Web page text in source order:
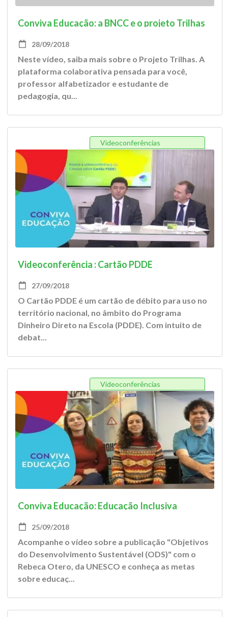
Conviva Educação: a BNCC e o projeto Trilhas
28/09/2018
Neste vídeo, saiba mais sobre o Projeto Trilhas. A
plataforma colaborativa pensada para você,
professor alfabetizador e estudante de
pedagogia, qu...
Videoconferências
Videoconferência : Cartão PDDE
27/09/2018
O Cartão PDDE é um cartão de débito para uso no
território nacional, no âmbito do Programa
Dinheiro Direto na Escola (PDDE). Com intuito de
debat...
Videoconferências
Conviva Educação: Educação Inclusiva
25/09/2018
Acompanhe o vídeo sobre a publicação "Objetivos
do Desenvolvimento Sustentável (ODS)" com o
Rebeca Otero, da UNESCO e conheça as metas
sobre educaç...